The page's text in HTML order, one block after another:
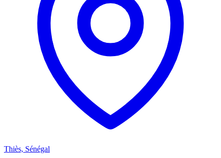
Thiès, Sénégal